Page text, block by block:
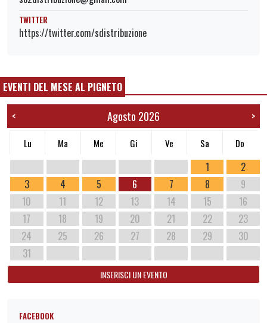
TWITTER
https://twitter.com/sdistribuzione
EVENTI DEL MESE AL PIGNETO
< Agosto 2026 >
Lu Ma Me Gi Ve Sa Do
1
2
3
4 5 6 7 8
9
10
11 12 13 14 15
16
17
18 19 20 21 22
23
24
25 26 27 28 29
30
31
INSERISCI UN EVENTO
FACEBOOK